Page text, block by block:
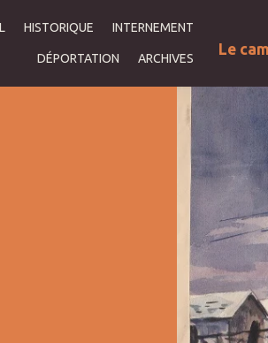
HISTORIQUE INTERNEMENT
DÉPORTATION ARCHIVES
Le